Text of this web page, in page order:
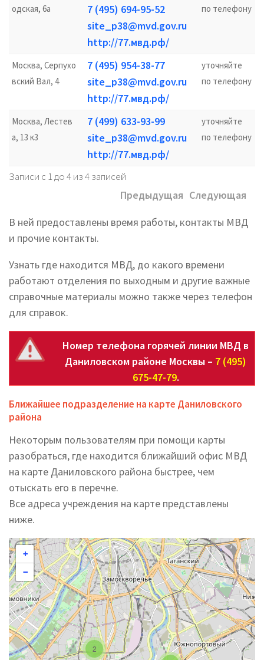
одская, 6а
7 (495) 694-95-52
site_p38@mvd.gov.ru
http://77.мвд.рф/
по телефону
Москва, Серпухо
вский Вал, 4
7 (495) 954-38-77
site_p38@mvd.gov.ru
http://77.мвд.рф/
уточняйте
по телефону
Москва, Лестев
а, 13 к3
7 (499) 633-93-99
site_p38@mvd.gov.ru
http://77.мвд.рф/
уточняйте
по телефону
Записи с 1 до 4 из 4 записей
Предыдущая Следующая
В ней предоставлены время работы, контакты МВД
и прочие контакты.
Узнать где находится МВД, до какого времени
работают отделения по выходным и другие важные
справочные материалы можно также через телефон
для справок.
Номер телефона горячей линии МВД в
Даниловском районе Москвы – 7 (495)
675-47-79.
Ближайшее подразделение на карте Даниловского
района
Некоторым пользователям при помощи карты
разобраться, где находится ближайший офис МВД
на карте Даниловского района быстрее, чем
отыскать его в перечне.
Все адреса учреждения на карте представлены
ниже.
2
+
−